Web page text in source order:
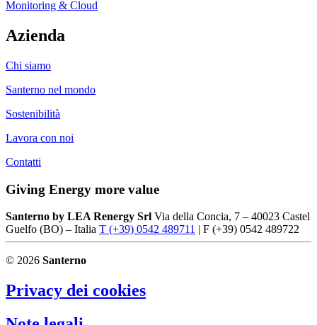
Monitoring & Cloud
Azienda
Chi siamo
Santerno nel mondo
Sostenibilità
Lavora con noi
Contatti
Giving Energy more value
Santerno by LEA Renergy Srl Via della Concia, 7 – 40023 Castel
Guelfo (BO) – Italia T (+39) 0542 489711 | F (+39) 0542 489722
© 2026 Santerno
Privacy dei cookies